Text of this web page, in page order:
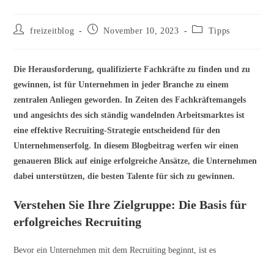
Beitrags-
freizeitblog
BeitragNovember 10, 2023
Beitrags-
Tipps
Die Herausforderung, qualifizierte Fachkräfte zu finden und zu
gewinnen, ist für Unternehmen in jeder Branche zu einem
zentralen Anliegen geworden. In Zeiten des Fachkräftemangels
und angesichts des sich ständig wandelnden Arbeitsmarktes ist
eine effektive Recruiting-Strategie entscheidend für den
Unternehmenserfolg. In diesem Blogbeitrag werfen wir einen
genaueren Blick auf einige erfolgreiche Ansätze, die Unternehmen
dabei unterstützen, die besten Talente für sich zu gewinnen.
Verstehen Sie Ihre Zielgruppe: Die Basis für
erfolgreiches Recruiting
Bevor ein Unternehmen mit dem Recruiting beginnt, ist es